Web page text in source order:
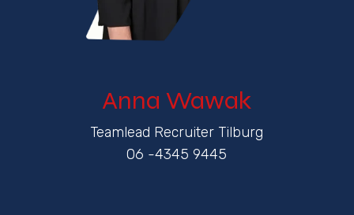
Anna Wawak
Teamlead Recruiter Tilburg
06 -4345 9445